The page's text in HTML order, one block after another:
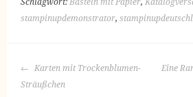
Schlagwort:Basteln mit Papier,
stampinupdemonstrator,
BEITRAGS-
NAVIGATION
Karten mit Trockenblumen-
Sträußchen
Eine